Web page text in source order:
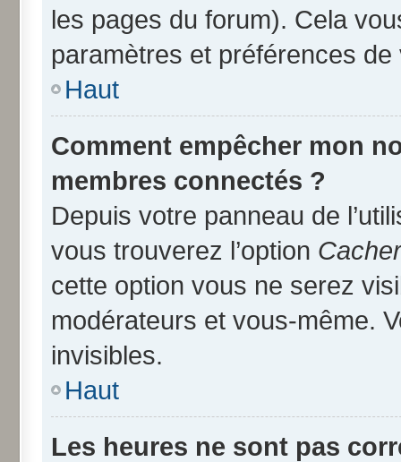
les pages du forum). Cela
paramètres et préférences
Haut
Comment empêcher mon
membres connectés ?
Depuis votre panneau de
vous trouverez l’option
cette option vous ne serez
modérateurs et vous-même.
invisibles.
Haut
Les heures ne sont pas